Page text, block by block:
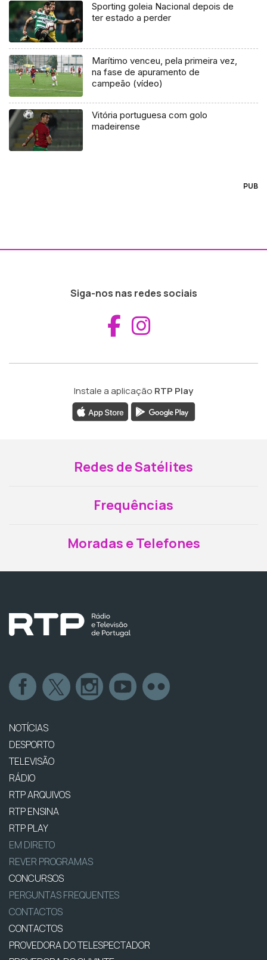
Sporting goleia Nacional depois de
ter estado a perder
Marítimo venceu, pela primeira vez,
na fase de apuramento de
campeão (vídeo)
Vitória portuguesa com golo
madeirense
PUB
Siga-nos nas redes sociais
Aceder ao
Instale a aplicação RTP Play
Redes de Satélites
Frequências
Moradas e Telefones
NOTÍCIAS
DESPORTO
TELEVISÃO
RÁDIO
RTP ARQUIVOS
RTP ENSINA
RTP PLAY
EM DIRETO
REVER PROGRAMAS
CONCURSOS
PERGUNTAS FREQUENTES
CONTACTOS
CONTACTOS
PROVEDORA DO TELESPECTADOR